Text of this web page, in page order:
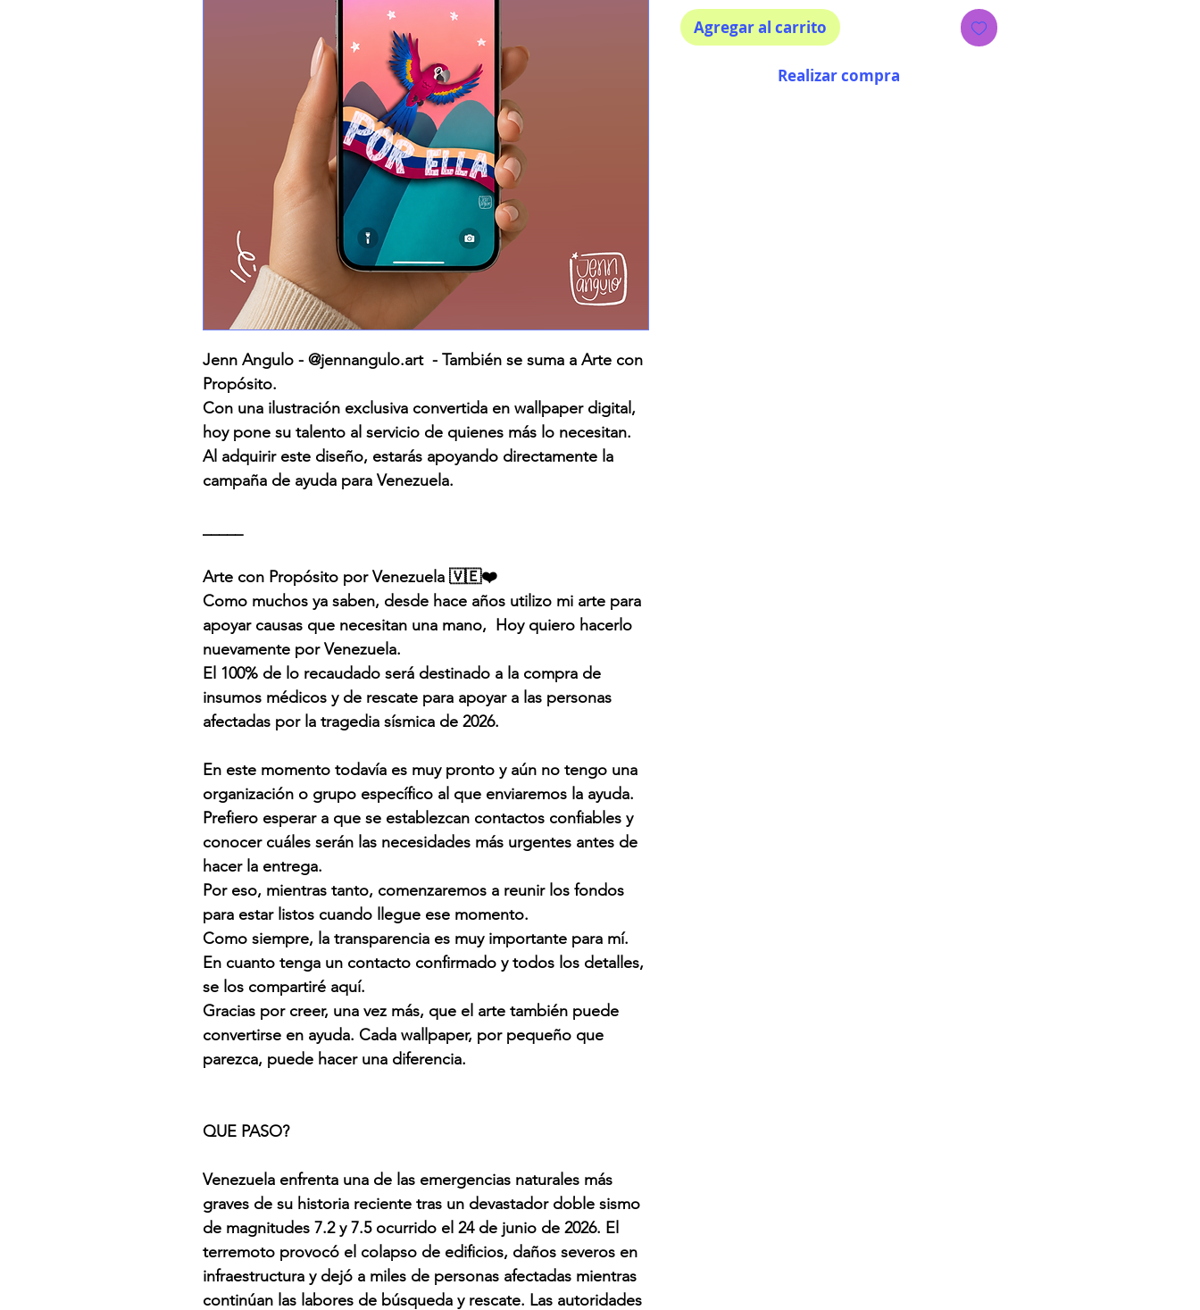
Jenn Angulo - @jennangulo.art - También se suma a Arte con
Propósito.
Con una ilustración exclusiva convertida en wallpaper digital,
hoy pone su talento al servicio de quienes más lo necesitan.
Al adquirir este diseño, estarás apoyando directamente la
campaña de ayuda para Venezuela.
Arte con Propósito por Venezuela 🇻🇪❤️
Como muchos ya saben, desde hace años utilizo mi arte para
apoyar causas que necesitan una mano, Hoy quiero hacerlo
nuevamente por Venezuela.
El 100% de lo recaudado será destinado a la compra de
insumos médicos y de rescate para apoyar a las personas
afectadas por la tragedia sísmica de 2026.
En este momento todavía es muy pronto y aún no tengo una
organización o grupo específico al que enviaremos la ayuda.
Prefiero esperar a que se establezcan contactos confiables y
conocer cuáles serán las necesidades más urgentes antes de
hacer la entrega.
Por eso, mientras tanto, comenzaremos a reunir los fondos
para estar listos cuando llegue ese momento.
Como siempre, la transparencia es muy importante para mí.
En cuanto tenga un contacto confirmado y todos los detalles,
se los compartiré aquí.
Gracias por creer, una vez más, que el arte también puede
convertirse en ayuda. Cada wallpaper, por pequeño que
parezca, puede hacer una diferencia.
QUE PASO?
Venezuela enfrenta una de las emergencias naturales más
graves de su historia reciente tras un devastador doble sismo
de magnitudes 7.2 y 7.5 ocurrido el 24 de junio de 2026. El
terremoto provocó el colapso de edificios, daños severos en
infraestructura y dejó a miles de personas afectadas mientras
continúan las labores de búsqueda y rescate. Las autoridades
Agregar al carrito
Realizar compra